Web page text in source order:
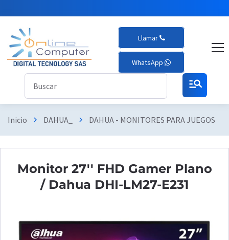
Llamar
WhatsApp
manage_search
Inicio chevron_right DAHUA_ chevron_right DAHUA - MONITORES PARA JUEGOS
Monitor 27'' FHD Gamer Plano
/ Dahua DHI-LM27-E231